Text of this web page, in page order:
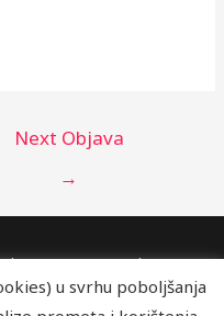
Next Objava
→
8, Zagreb
u svrhu poboljšanja